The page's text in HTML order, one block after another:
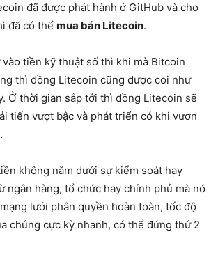
đã được phát hành ở GitHub và cho
đã có thể mua bán Litecoin.
tiền kỹ thuật số thì khi mà Bitcoin
thì đồng Litecoin cũng được coi như
Ở thời gian sắp tới thì đồng Litecoin sẽ
tiến vượt bậc và phát triển có khi vươn
không nằm dưới sự kiểm soát hay
ngân hàng, tổ chức hay chính phủ mà nó
lưới phân quyền hoàn toàn, tốc độ
chúng cực kỳ nhanh, có thể đứng thứ 2